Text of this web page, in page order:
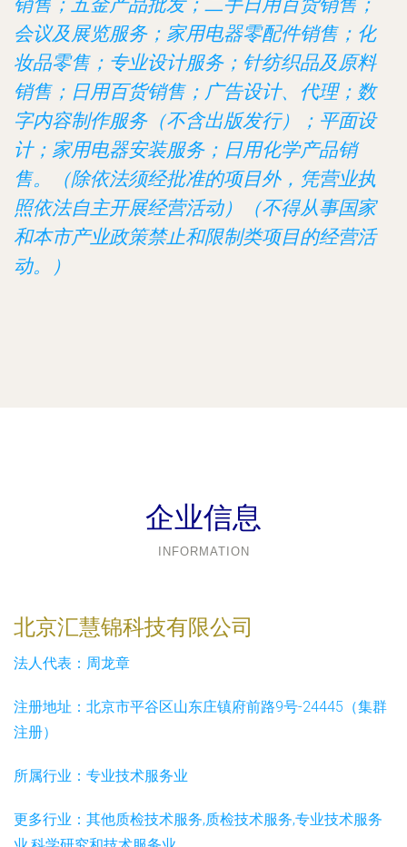
销售；五金产品批发；二手日用百货销售；
会议及展览服务；家用电器零配件销售；化
妆品零售；专业设计服务；针纺织品及原料
销售；日用百货销售；广告设计、代理；数
字内容制作服务（不含出版发行）；平面设
计；家用电器安装服务；日用化学产品销
售。（除依法须经批准的项目外，凭营业执
照依法自主开展经营活动）（不得从事国家
和本市产业政策禁止和限制类项目的经营活
动。）
企业信息
INFORMATION
北京汇慧锦科技有限公司
法人代表： 周龙章
注册地址： 北京市平谷区山东庄镇府前路9号-24445（集群
注册）
所属行业： 专业技术服务业
更多行业： 其他质检技术服务,质检技术服务,专业技术服务